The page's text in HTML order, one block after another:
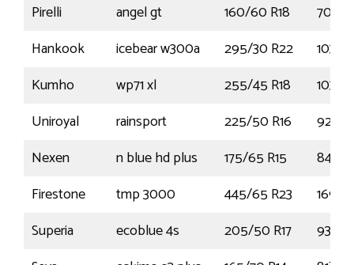
Pirelli
angel gt 160/60 R18
70(W)
Hankook
icebear w300a 295/30 R22
103W
Kumho
wp71 xl 255/45 R18
103V
Uniroyal
rainsport 225/50 R16
92Y
Nexen
n blue hd plus 175/65 R15
84T
Firestone
tmp 3000 445/65 R23
169K
Superia
ecoblue 4s 205/50 R17
93W